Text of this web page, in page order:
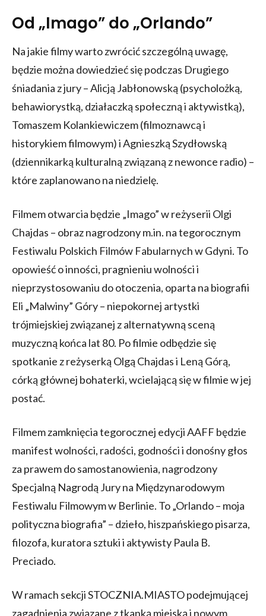
Od „Imago” do „Orlando”
Na jakie filmy warto zwrócić szczególną uwagę,
będzie można dowiedzieć się podczas Drugiego
śniadania z jury – Alicją Jabłonowską (psycholożką,
behawiorystką, działaczką społeczną i aktywistką),
Tomaszem Kolankiewiczem (filmoznawcą i
historykiem filmowym) i Agnieszką Szydłowską
(dziennikarką kulturalną związaną z newonce radio) –
które zaplanowano na niedzielę.
Filmem otwarcia będzie „Imago” w reżyserii Olgi
Chajdas – obraz nagrodzony m.in. na tegorocznym
Festiwalu Polskich Filmów Fabularnych w Gdyni. To
opowieść o inności, pragnieniu wolności i
nieprzystosowaniu do otoczenia, oparta na biografii
Eli „Malwiny” Góry – niepokornej artystki
trójmiejskiej związanej z alternatywną sceną
muzyczną końca lat 80. Po filmie odbędzie się
spotkanie z reżyserką Olgą Chajdas i Leną Górą,
córką głównej bohaterki, wcielającą się w filmie w jej
postać.
Filmem zamknięcia tegorocznej edycji AAFF będzie
manifest wolności, radości, godności i donośny głos
za prawem do samostanowienia, nagrodzony
Specjalną Nagrodą Jury na Międzynarodowym
Festiwalu Filmowym w Berlinie. To „Orlando – moja
polityczna biografia” – dzieło, hiszpańskiego pisarza,
filozofa, kuratora sztuki i aktywisty Paula B.
Preciado.
W ramach sekcji STOCZNIA.MIASTO podejmującej
zagadnienia związane z tkanką miejską i nowym